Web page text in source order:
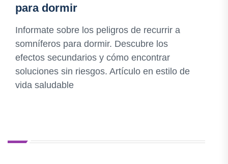
para dormir
Informate sobre los peligros de recurrir a
somníferos para dormir. Descubre los
efectos secundarios y cómo encontrar
soluciones sin riesgos. Artículo en estilo de
vida saludable